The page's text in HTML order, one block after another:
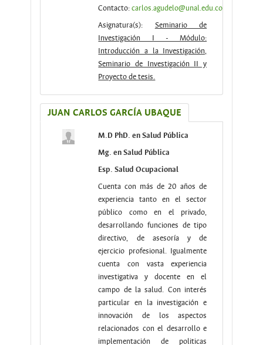
Contacto:carlos.agudelo@unal.edu.co
Asignatura(s): Seminario de
Investigación I - Módulo:
Introducción a la Investigación,
Seminario de Investigación II y
Proyecto de tesis.
JUAN CARLOS GARCÍA UBAQUE
M.D PhD. en Salud Pública
Mg. en Salud Pública
Esp. Salud Ocupacional
Cuenta con más de 20 años de
experiencia tanto en el sector
público como en el privado,
desarrollando funciones de tipo
directivo, de asesoría y de
ejercicio profesional. Igualmente
cuenta con vasta experiencia
investigativa y docente en el
campo de la salud. Con interés
particular en la investigación e
innovación de los aspectos
relacionados con el desarrollo e
implementación de politicas